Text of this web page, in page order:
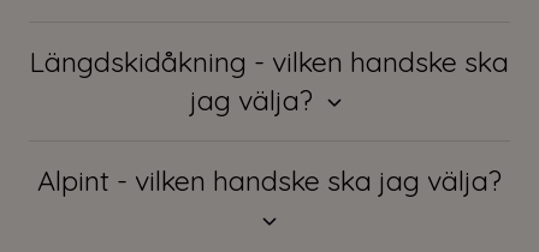
Längdskidåkning - vilken handske ska
jag välja?
Alpint - vilken handske ska jag välja?